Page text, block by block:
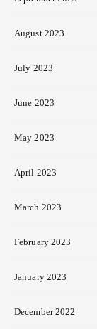
August 2023
July 2023
June 2023
May 2023
April 2023
March 2023
February 2023
January 2023
December 2022